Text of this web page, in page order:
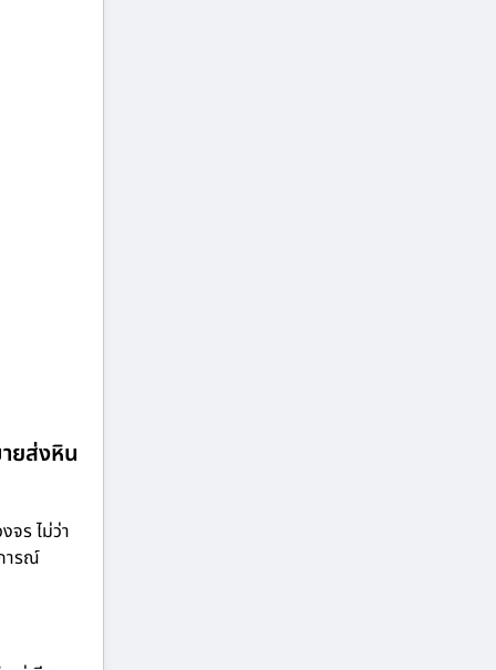
ยส่งหิน
จร ไม่ว่า
ารณ์